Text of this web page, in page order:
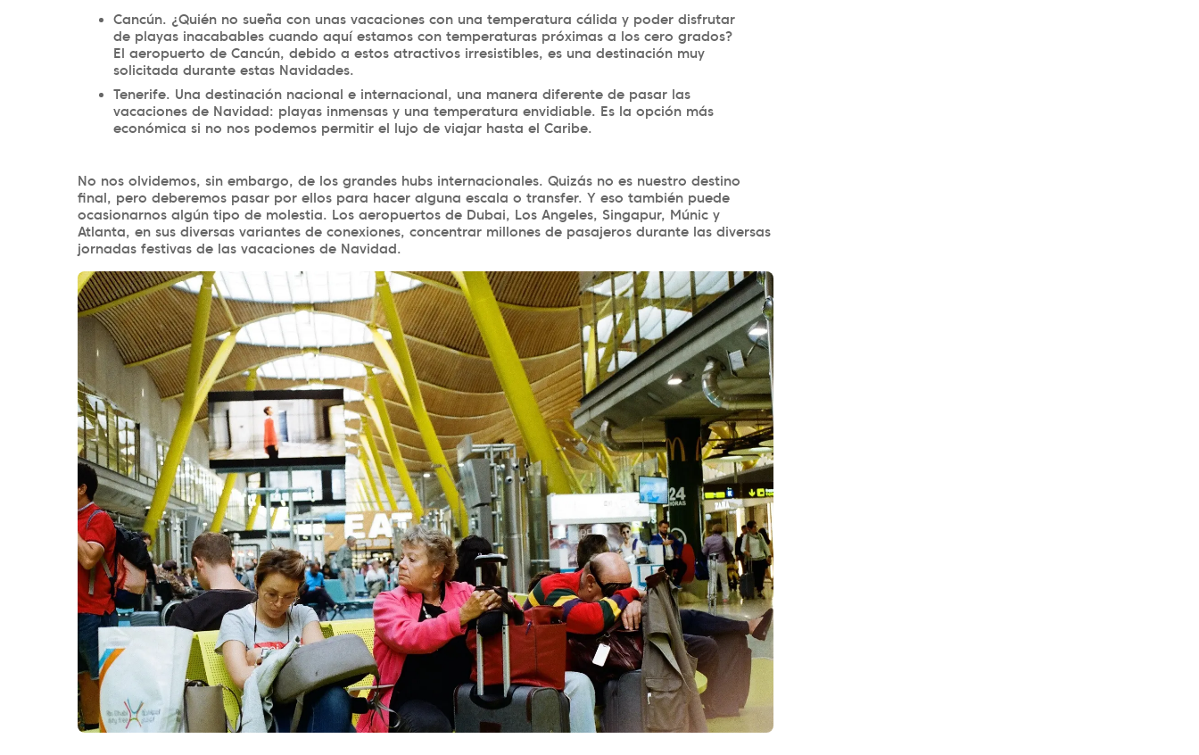
Cancún. ¿Quién no sueña con unas vacaciones con una temperatura cálida y poder disfrutar
de playas inacabables cuando aquí estamos con temperaturas próximas a los cero grados?
El aeropuerto de Cancún, debido a estos atractivos irresistibles, es una destinación muy
solicitada durante estas Navidades.
Tenerife. Una destinación nacional e internacional, una manera diferente de pasar las
vacaciones de Navidad: playas inmensas y una temperatura envidiable. Es la opción más
económica si no nos podemos permitir el lujo de viajar hasta el Caribe.
No nos olvidemos, sin embargo, de los grandes hubs internacionales. Quizás no es nuestro destino
final, pero deberemos pasar por ellos para hacer alguna escala o transfer. Y eso también puede
ocasionarnos algún tipo de molestia. Los aeropuertos de Dubai, Los Angeles, Singapur, Múnic y
Atlanta, en sus diversas variantes de conexiones, concentrar millones de pasajeros durante las diversas
jornadas festivas de las vacaciones de Navidad.